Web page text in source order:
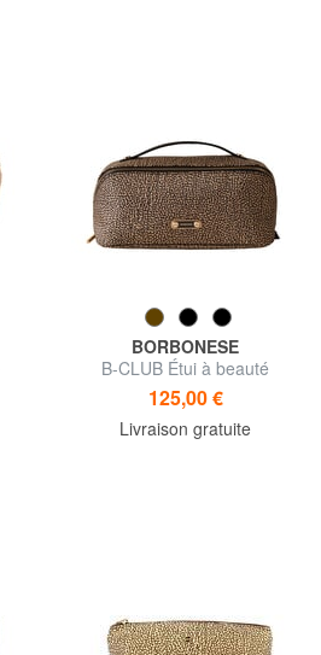
BORBONESE
B-CLUB Étui à beauté
125,00 €
Livraison gratuite